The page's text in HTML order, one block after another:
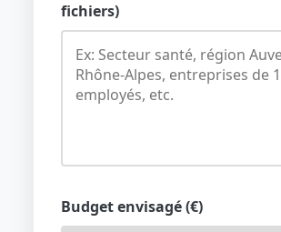
fichiers)
Budget envisagé (€)